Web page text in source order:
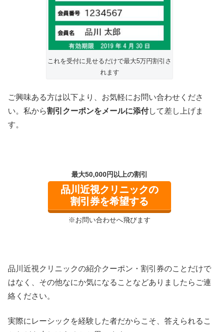
これを受付に見せるだけで最大5万円割引さ
れます
ご興味ある方は以下より、お気軽にお問い合わせくださ
い。私から割引クーポンをメールに添付して差し上げま
す。
最大50,000円以上の割引
品川近視クリニックの
割引券を希望する
※お問い合わせへ飛びます
品川近視クリニックの紹介クーポン・割引券のことだけで
はなく、その他なにか気になることなどありましたらご連
絡ください。
実際にレーシックを経験した者だからこそ、答えられるこ